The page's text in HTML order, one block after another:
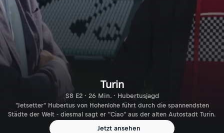
Turin
S8 E2 · 26 Min. · Hubertusjagd
"Jetsetter" Hubertus von Hohenlohe führt durch die spannendsten
Städte der Welt - diesmal sagt er "Ciao" aus der alten Autostadt Turin.
Jetzt ansehen